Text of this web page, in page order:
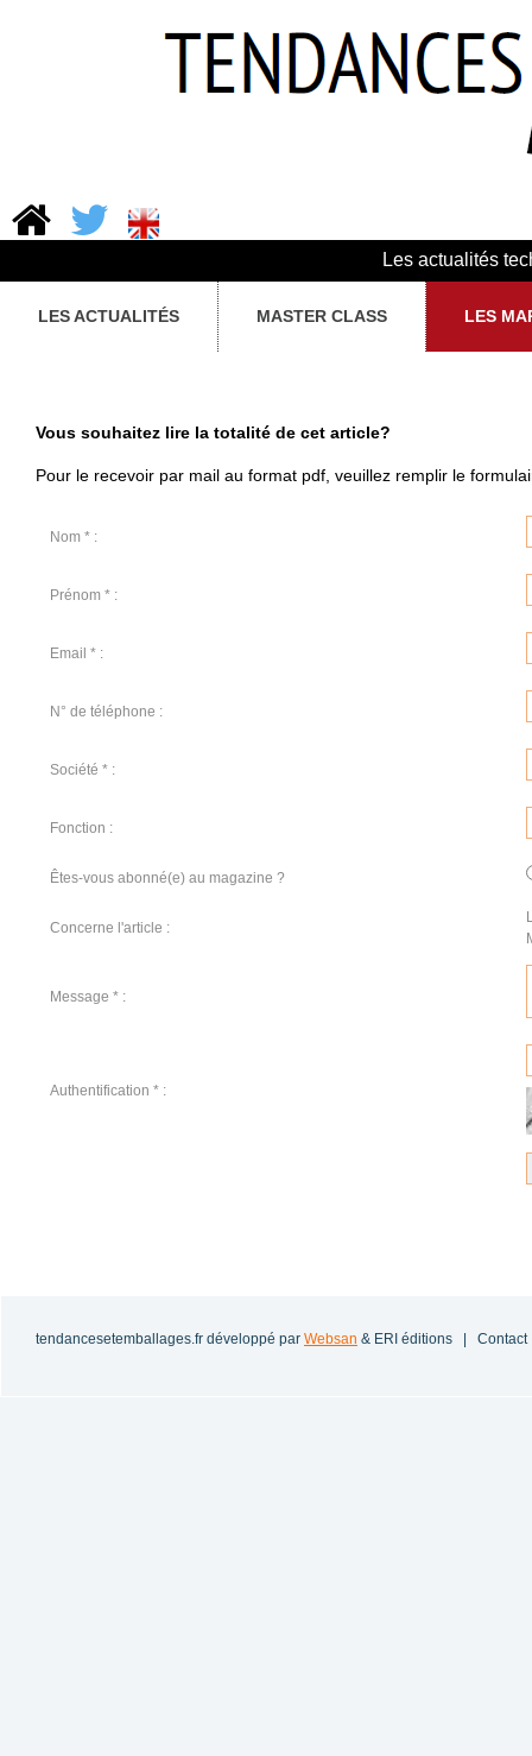
Les actualités
LES ACTUALITÉS MASTER CLASS LES
Vous souhaitez lire la totalité de cet article?
Pour le recevoir par mail au format pdf, veuillez remplir le
Nom * :
Prénom * :
Email * :
N° de téléphone :
Société * :
Fonction :
Êtes-vous abonné(e) au magazine ?
Concerne l'article :
Message * :
Authentification * :
tendancesetemballages.fr développé par Websan & ERI éditions | Contact